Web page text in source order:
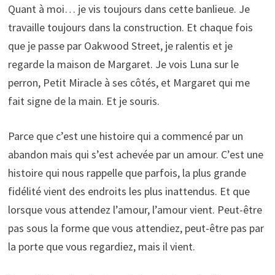
Quant à moi… je vis toujours dans cette banlieue. Je
travaille toujours dans la construction. Et chaque fois
que je passe par Oakwood Street, je ralentis et je
regarde la maison de Margaret. Je vois Luna sur le
perron, Petit Miracle à ses côtés, et Margaret qui me
fait signe de la main. Et je souris.
Parce que c’est une histoire qui a commencé par un
abandon mais qui s’est achevée par un amour. C’est une
histoire qui nous rappelle que parfois, la plus grande
fidélité vient des endroits les plus inattendus. Et que
lorsque vous attendez l’amour, l’amour vient. Peut-être
pas sous la forme que vous attendiez, peut-être pas par
la porte que vous regardiez, mais il vient.